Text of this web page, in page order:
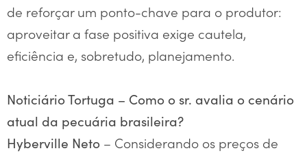
de reforçar um ponto-chave para o produtor:
aproveitar a fase positiva exige cautela,
eficiência e, sobretudo, planejamento.
Noticiário Tortuga – Como o sr. avalia o cenário
atual da pecuária brasileira?
Hyberville Neto – Considerando os preços de